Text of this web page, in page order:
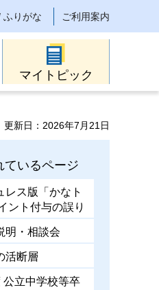
ふりがな ご利用案内
マイトピック
更新日：2026年7月21日
ているページ
レス版「かなト
ント付与の誤り
明・相談会
活断層
公立中学校等卒